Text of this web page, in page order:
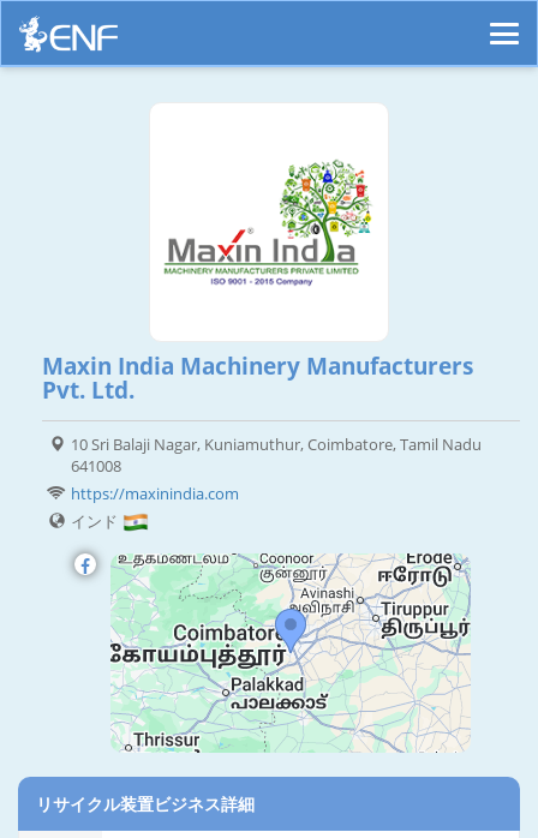
Maxin India Machinery Manufacturers
Pvt. Ltd.
10 Sri Balaji Nagar, Kuniamuthur, Coimbatore, Tamil Nadu
641008
https://maxinindia.com
インド
リサイクル装置ビジネス詳細